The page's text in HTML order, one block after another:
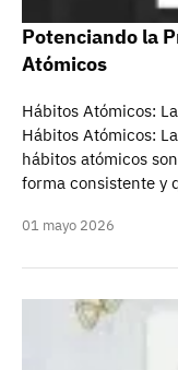
Potenciando la
Atómicos
Hábitos Atómicos:
Hábitos Atómicos:
hábitos atómicos
forma consistente y
01 mayo 2026